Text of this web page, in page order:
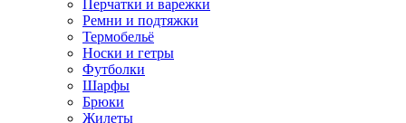
Перчатки и варежки
Ремни и подтяжки
Термобельё
Носки и гетры
Футболки
Шарфы
Брюки
Жилеты